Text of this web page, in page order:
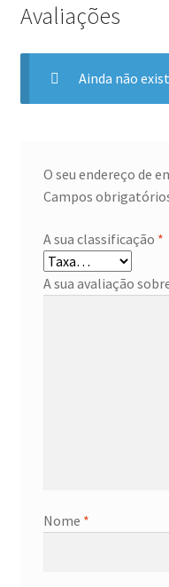
Avaliações
Ainda não
O seu endereço de
Campos
A sua classificação *
A sua avaliação
Nome *